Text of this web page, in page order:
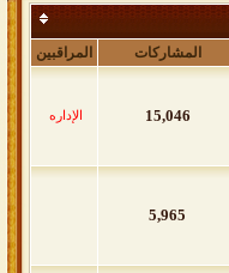
المشاركات المراقبين
15,046 الإداره
5,965